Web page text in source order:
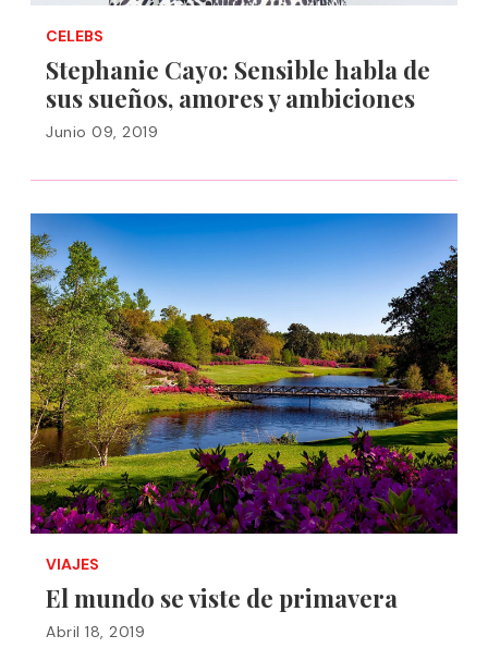
CELEBS
Stephanie Cayo: Sensible habla de
sus sueños, amores y ambiciones
Junio 09, 2019
VIAJES
El mundo se viste de primavera
Abril 18, 2019